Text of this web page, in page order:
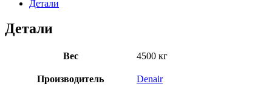
Детали
Детали
Вес 4500 кг
Производитель Denair